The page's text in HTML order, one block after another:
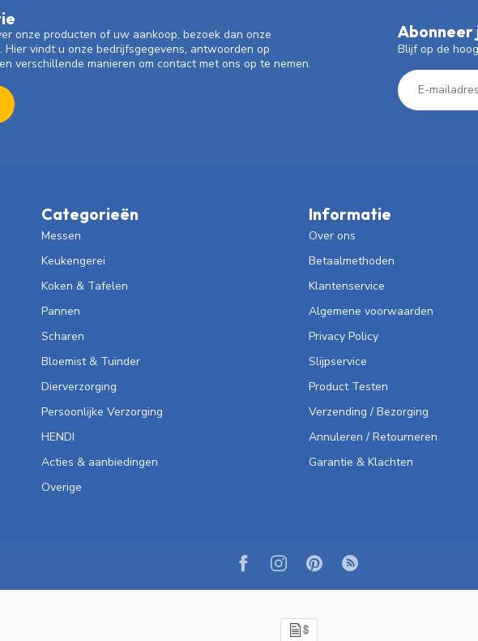
onze producten of uw aankoop, bezoek dan onze
Hier vindt u onze bedrijfsgegevens, antwoorden op
verschillende manieren om contact met ons op te nemen.
Abonneer
Blijf op de
Categorieën
Messen
Keukengerei
Koken & Tafelen
Pannen
Scharen
Bloemist & Tuinder
Dierverzorging
Persoonlijke Verzorging
HENDI
Acties & aanbiedingen
Overige
Informatie
Over ons
Betaalmethoden
Klantenservice
Algemene voorwaarden
Privacy Policy
Slijpservice
Product Testen
Verzending / Bezorging
Annuleren / Retourneren
Garantie & Klachten